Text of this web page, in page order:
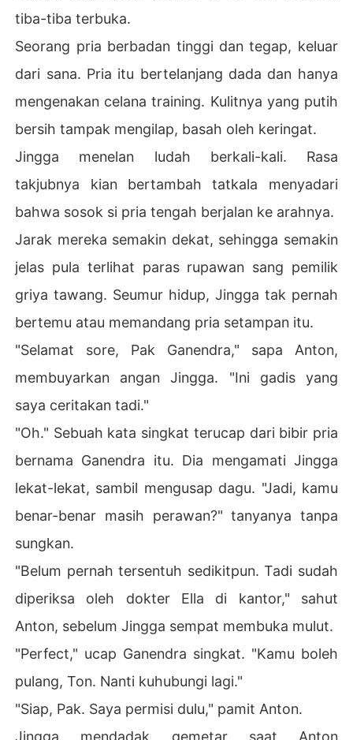
tiba-tiba terbuka.
Seorang pria berbadan tinggi dan tegap, keluar
dari sana. Pria itu bertelanjang dada dan hanya
mengenakan celana training. Kulitnya yang putih
bersih tampak mengilap, basah oleh keringat.
Jingga menelan ludah berkali-kali. Rasa
takjubnya kian bertambah tatkala menyadari
bahwa sosok si pria tengah berjalan ke arahnya.
Jarak mereka semakin dekat, sehingga semakin
jelas pula terlihat paras rupawan sang pemilik
griya tawang. Seumur hidup, Jingga tak pernah
bertemu atau memandang pria setampan itu.
"Selamat sore, Pak Ganendra," sapa Anton,
membuyarkan angan Jingga. "Ini gadis yang
saya ceritakan tadi."
"Oh." Sebuah kata singkat terucap dari bibir pria
bernama Ganendra itu. Dia mengamati Jingga
lekat-lekat, sambil mengusap dagu. "Jadi, kamu
benar-benar masih perawan?" tanyanya tanpa
sungkan.
"Belum pernah tersentuh sedikitpun. Tadi sudah
diperiksa oleh dokter Ella di kantor," sahut
Anton, sebelum Jingga sempat membuka mulut.
"Perfect," ucap Ganendra singkat. "Kamu boleh
pulang, Ton. Nanti kuhubungi lagi."
"Siap, Pak. Saya permisi dulu," pamit Anton.
Jingga mendadak gemetar saat Anton